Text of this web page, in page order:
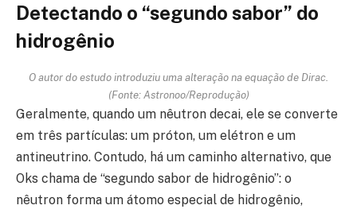
Detectando o “segundo sabor” do
hidrogênio
O autor do estudo introduziu uma alteração na equação de Dirac.
(Fonte: Astronoo/Reprodução)
Geralmente, quando um nêutron decai, ele se converte
em três partículas: um próton, um elétron e um
antineutrino. Contudo, há um caminho alternativo, que
Oks chama de “segundo sabor de hidrogênio”: o
nêutron forma um átomo especial de hidrogênio,